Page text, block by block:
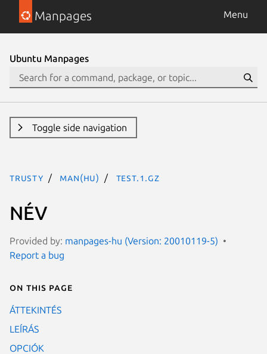
Manpages Menu
Ubuntu Manpages
Toggle side navigation
trusty man(hu) test.1.gz
NÉV
Provided by: manpages-hu (Version: 20010119-5)
Report a bug
On this page
ÁTTEKINTÉS
LEÍRÁS
OPCIÓK